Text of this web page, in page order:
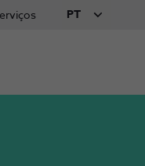
PT